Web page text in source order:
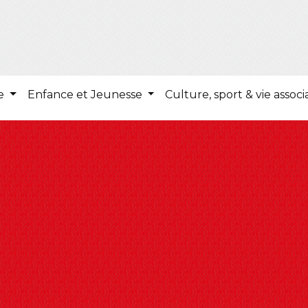
Enfance et Jeunesse Culture, sport & vie